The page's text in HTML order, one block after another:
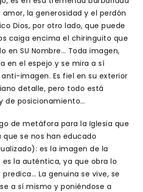
la generosidad y el perdón
Dios, por otro lado, que puede
caiga encima el chiringuito que
en SU Nombre… Toda imagen,
en el espejo y se mira a sí
imagen. Es fiel en su exterior
detalle, pero todo está
de posicionamiento…
de metáfora para la Iglesia que
se nos han educado
es la imagen de la
es la auténtica, ya que obra lo
La genuina se vive, se
a sí mismo y poniéndose a